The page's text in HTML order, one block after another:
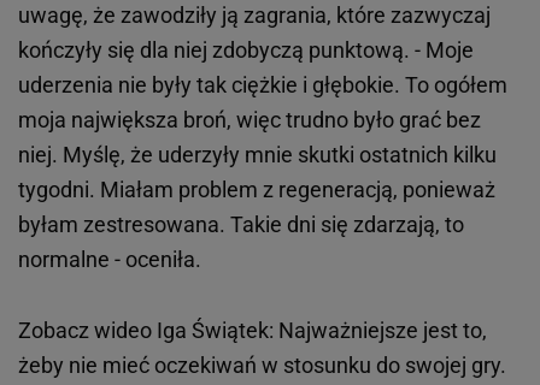
uwagę, że zawodziły ją zagrania, które zazwyczaj
kończyły się dla niej zdobyczą punktową. - Moje
uderzenia nie były tak ciężkie i głębokie. To ogółem
moja największa broń, więc trudno było grać bez
niej. Myślę, że uderzyły mnie skutki ostatnich kilku
tygodni. Miałam problem z regeneracją, ponieważ
byłam zestresowana. Takie dni się zdarzają, to
normalne - oceniła.
Zobacz wideo Iga Świątek: Najważniejsze jest to,
żeby nie mieć oczekiwań w stosunku do swojej gry.